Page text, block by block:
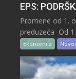
EPS:
Promene od 1.
preduzeća Od
Ekonomija